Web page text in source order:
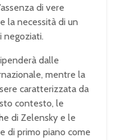
di vere
la necessità di un
negoziati.
dalle
mentre la
caratterizzata da
contesto, le
di Zelensky e le
di primo piano come